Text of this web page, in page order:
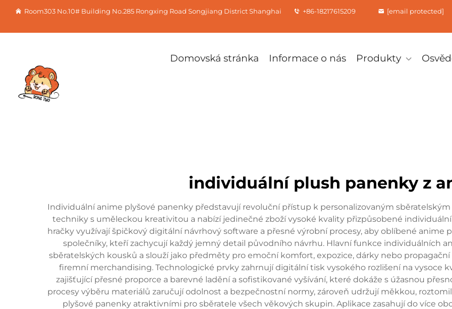
Room303 No.10# Building No.285 Rongxing Road Songjiang District Shanghai +86-18217615209 [email protected]
Domovská stránka Informace o nás Produkty
individuální plush panenky z
Individuální anime plyšové panenky představují revoluční přístup k personalizovaným
techniky s uměleckou kreativitou a nabízí jedinečné zboží vysoké kvality přizpůsobené
hračky využívají špičkový digitální návrhový software a přesné výrobní procesy, aby oblíbené
společníky, kteří zachycují každý jemný detail původního návrhu. Hlavní funkce individuálních
sběratelských kousků a slouží jako předměty pro emoční komfort, expozice, dárky nebo
firemní merchandising. Technologické prvky zahrnují digitální tisk vysokého rozlišení na vysoce
zajišťující přesné proporce a barevné ladění a sofistikované vyšívání, které dokáže s úžasnou
procesy výběru materiálů zaručují odolnost a bezpečnostní normy, zároveň udržují měkkou,
plyšové panenky atraktivními pro sběratele všech věkových skupin. Aplikace zasahují do více